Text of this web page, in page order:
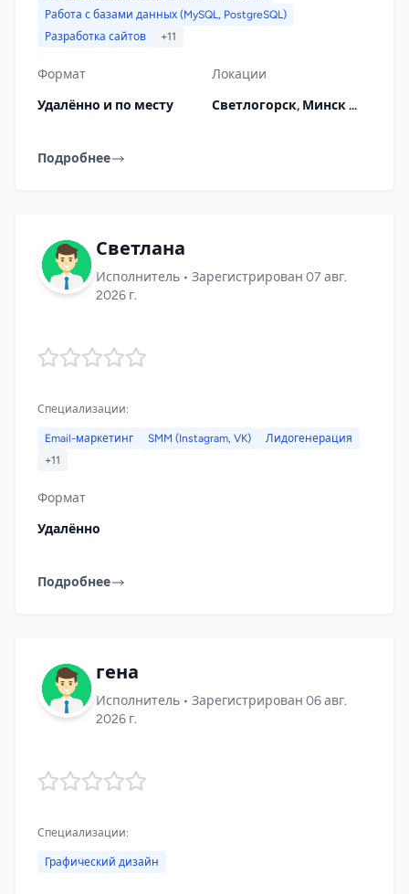
Работа с базами данных (MySQL, PostgreSQL)
Разработка сайтов
+11
Формат
Удалённо и по месту
Локации
Светлогорск, Минск...
Подробнее
Светлана
Исполнитель • Зарегистрирован 07 авг.
2026 г.
Специализации:
Email-маркетинг SMM (Instagram, VK)
Лидогенерация
+11
Формат
Удалённо
Подробнее
гена
Исполнитель • Зарегистрирован 06 авг.
2026 г.
Специализации:
Графический дизайн